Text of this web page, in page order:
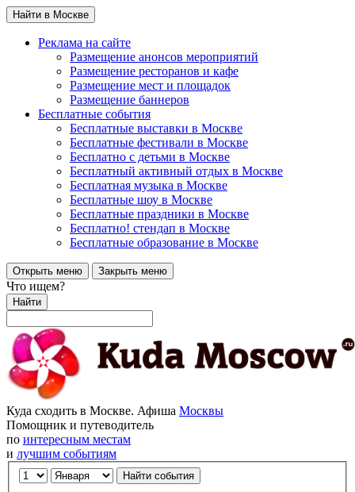
Найти в Москве
Реклама на сайте
Размещение анонсов мероприятий
Размещение ресторанов и кафе
Размещение мест и площадок
Размещение баннеров
Бесплатные события
Бесплатные выставки в Москве
Бесплатные фестивали в Москве
Бесплатно с детьми в Москве
Бесплатный активный отдых в Москве
Бесплатная музыка в Москве
Бесплатные шоу в Москве
Бесплатные праздники в Москве
Бесплатно! стендап в Москве
Бесплатные образование в Москве
Открыть меню Закрыть меню
Что ищем?
Найти
Куда сходить в Москве. Афиша Москвы
Помощник и путеводитель
по интересным местам
и лучшим событиям